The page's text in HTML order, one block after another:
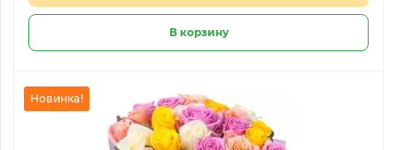
В корзину
Новинка!